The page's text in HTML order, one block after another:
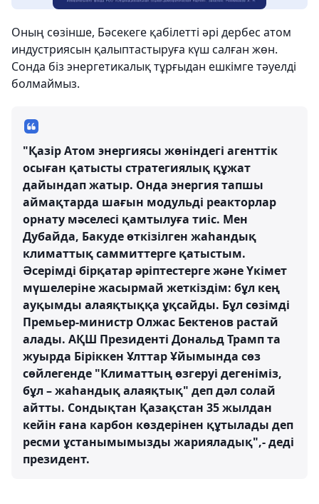
Оның сөзінше, Бәсекеге қабілетті әрі дербес атом
индустриясын қалыптастыруға күш салған жөн.
Сонда біз энергетикалық тұрғыдан ешкімге тәуелді
болмаймыз.
"Қазір Атом энергиясы жөніндегі агенттік
осыған қатысты стратегиялық құжат
дайындап жатыр. Онда энергия тапшы
аймақтарда шағын модульді реакторлар
орнату мәселесі қамтылуға тиіс. Мен
Дубайда, Бакуде өткізілген жаһандық
климаттық саммиттерге қатыстым.
Әсерімді бірқатар әріптестерге және Үкімет
мүшелеріне жасырмай жеткіздім: бұл кең
ауқымды алаяқтыққа ұқсайды. Бұл сөзімді
Премьер-министр Олжас Бектенов растай
алады. АҚШ Президенті Дональд Трамп та
жуырда Біріккен Ұлттар Ұйымында сөз
сөйлегенде "Климаттың өзгеруі дегеніміз,
бұл – жаһандық алаяқтық" деп дәл солай
айтты. Сондықтан Қазақстан 35 жылдан
кейін ғана карбон көздерінен құтылады деп
ресми ұстанымымызды жарияладық",- деді
президент.